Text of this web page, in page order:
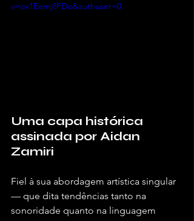
v=ox1Eemj8FDo&authuser=0
Uma capa histórica
assinada por Aidan
Zamiri
Fiel à sua abordagem artística singular
— que dita tendências tanto na
sonoridade quanto na linguagem